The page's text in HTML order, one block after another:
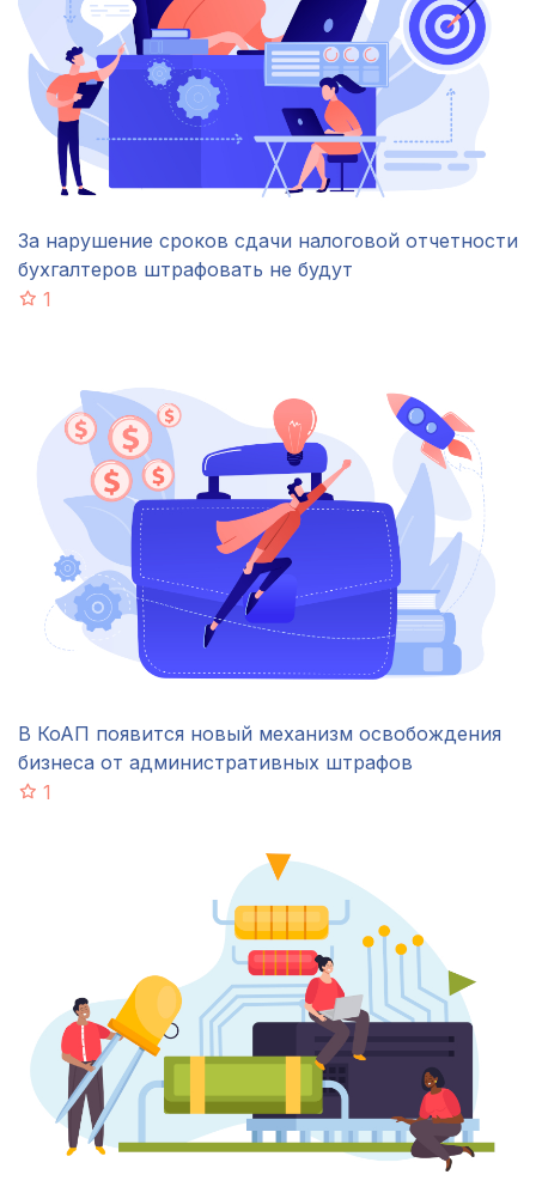
За нарушение сроков сдачи налоговой отчетности
бухгалтеров штрафовать не будут
1
В КоАП появится новый механизм освобождения
бизнеса от административных штрафов
1